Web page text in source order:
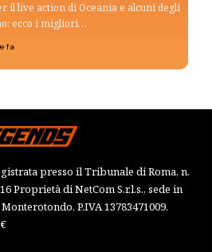
il live action di Oceania e alcuni degli
ecco i migliori…
fa
presso il Tribunale di Roma, n.
Proprietà di NetCom S.r.l.s., sede in
P.IVA 13783471009,